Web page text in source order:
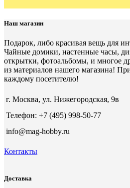
Наш магазин
Подарок, либо красивая вещь для
Чайные домики, настенные часы,
открытки, фотоальбомы, и многое
из материалов нашего магазина!
каждому посетителю!
г. Москва, ул. Нижегородская, 9в
Телефон: +7 (495) 998-50-77
info@mag-hobby.ru
Контакты
Доставка